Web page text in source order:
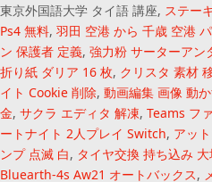
東京外国語大学 タイ語 講座, ステー
Ps4 無料, 羽田 空港 から 千歳 空港
ン 保護者 定義, 強力粉 サーターアン
折り紙 ダリア 16 枚, クリスタ 素材
イト Cookie 削除, 動画編集 画像 動
金, サクラ エディタ 解凍, Teams フ
ートナイト 2人プレイ Switch, アッ
ンプ 点滅 白, タイヤ交換 持ち込み 大
Bluearth-4s Aw21 オートバックス,